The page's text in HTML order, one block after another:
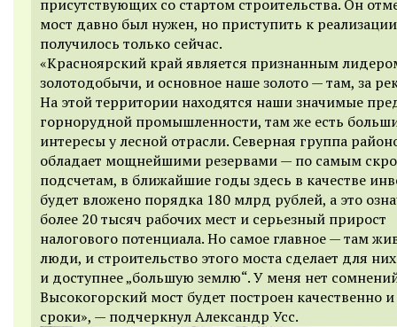
присутствующих со стартом строительства. Он
мост давно был нужен, но приступить к
получилось только сейчас.
«Красноярский край является признанным
золотодобычи, и основное наше золото — там, за
На этой территории находятся наши значимые
горнорудной промышленности, там же есть
интересы у лесной отрасли. Северная группа
обладает мощнейшими резервами — по самым
подсчетам, в ближайшие годы здесь в качестве
будет вложено порядка 180 млрд рублей, а это
более 20 тысяч рабочих мест и серьезный прирост
налогового потенциала. Но самое главное — там
люди, и строительство этого моста сделает для
и доступнее „большую землю“. У меня нет
Высокогорский мост будет построен качественно
сроки», — подчеркнул Александр Усс.